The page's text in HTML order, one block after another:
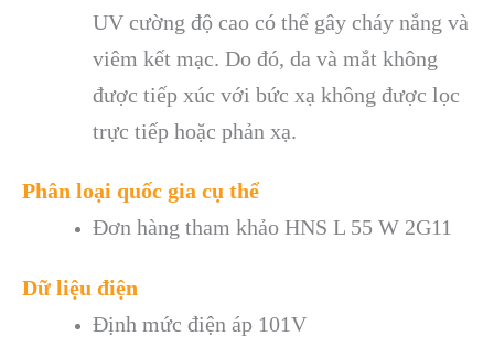
UV cường độ cao có thể gây cháy nắng và
viêm kết mạc. Do đó, da và mắt không
được tiếp xúc với bức xạ không được lọc
trực tiếp hoặc phản xạ.
Phân loại quốc gia cụ thể
Đơn hàng tham khảo HNS L 55 W 2G11
Dữ liệu điện
Định mức điện áp 101V